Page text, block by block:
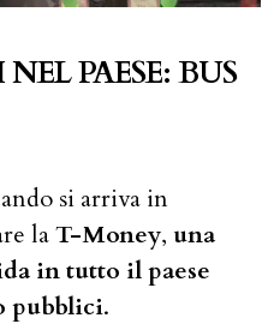
PAESE: BUS
si arriva in
laT-Money, una
in tutto il paese
pubblici.